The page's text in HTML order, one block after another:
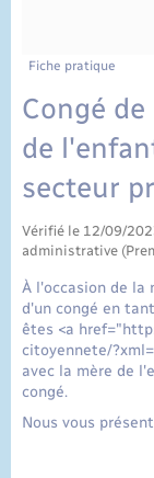
Fiche pratique
Congé
de
secteur
Vérifié le 12/09/
administrative
À l'occasion de la
d'un congé en
êtes <a
citoyennete/
avec la mère de
congé.
Nous vous